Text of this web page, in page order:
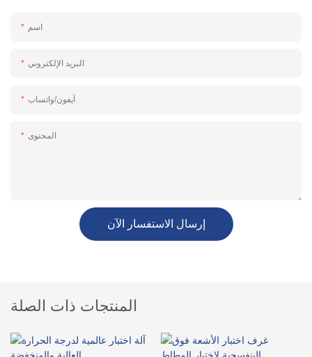
اسم
البريد الإلكتروني
آيفون/واتساب
المحتوى
إرسال الاستفسار الآن
المنتجات ذات الصلة